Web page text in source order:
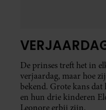
De prinses treft het in
verjaardag, maar hoe
bekend. Grote kans
en hun drie kinderen
Leonore erbij zijn.